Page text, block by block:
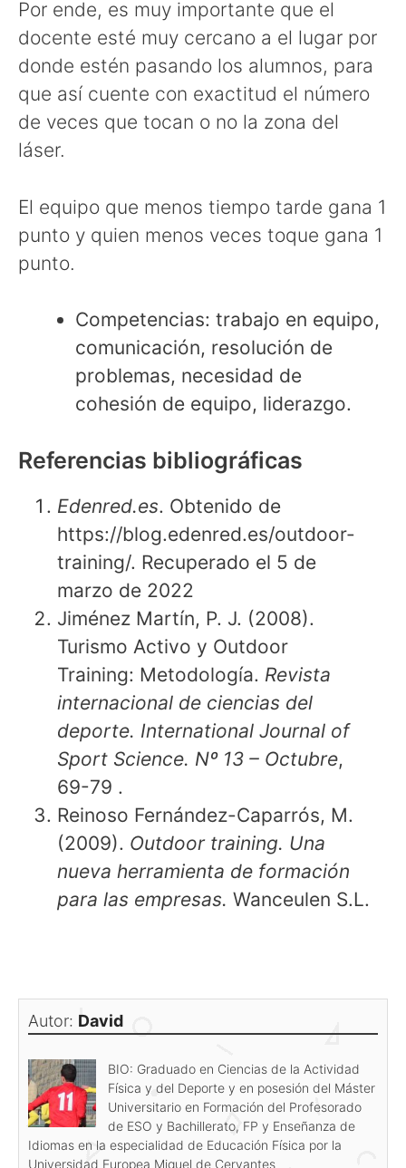
Por ende, es muy importante que el
docente esté muy cercano a el lugar por
donde estén pasando los alumnos, para
que así cuente con exactitud el número
de veces que tocan o no la zona del
láser.
El equipo que menos tiempo tarde gana 1
punto y quien menos veces toque gana 1
punto.
Competencias: trabajo en equipo,
comunicación, resolución de
problemas, necesidad de
cohesión de equipo, liderazgo.
Referencias bibliográficas
Edenred.es. Obtenido de
https://blog.edenred.es/outdoor-
training/. Recuperado el 5 de
marzo de 2022
Jiménez Martín, P. J. (2008).
Turismo Activo y Outdoor
Training: Metodología. Revista
internacional de ciencias del
deporte. International Journal of
Sport Science. Nº 13 – Octubre,
69-79 .
Reinoso Fernández-Caparrós, M.
(2009). Outdoor training. Una
nueva herramienta de formación
para las empresas. Wanceulen S.L.
Autor: David
BIO: Graduado en Ciencias de la Actividad
Física y del Deporte y en posesión del Máster
Universitario en Formación del Profesorado
de ESO y Bachillerato, FP y Enseñanza de
Idiomas en la especialidad de Educación Física por la
Universidad Europea Miguel de Cervantes